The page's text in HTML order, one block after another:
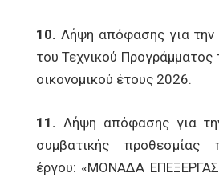
10. Λήψη απόφασης για την
του Τεχνικού
οικονομικού έτους 2026.
11. Λήψη απόφασης για
συμβατικής προθεσμίας
έργου: «ΜΟΝΑΔΑ